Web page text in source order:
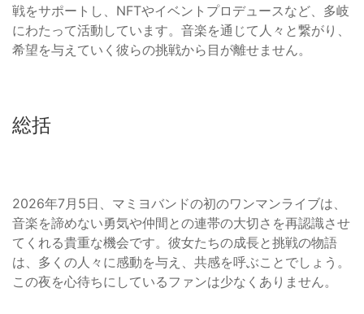
戦をサポートし、NFTやイベントプロデュースなど、多岐
にわたって活動しています。音楽を通じて人々と繋がり、
希望を与えていく彼らの挑戦から目が離せません。
総括
2026年7月5日、マミヨバンドの初のワンマンライブは、
音楽を諦めない勇気や仲間との連帯の大切さを再認識させ
てくれる貴重な機会です。彼女たちの成長と挑戦の物語
は、多くの人々に感動を与え、共感を呼ぶことでしょう。
この夜を心待ちにしているファンは少なくありません。